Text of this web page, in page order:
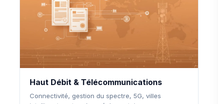
Haut Débit & Télécommunications
Connectivité, gestion du spectre, 5G, villes